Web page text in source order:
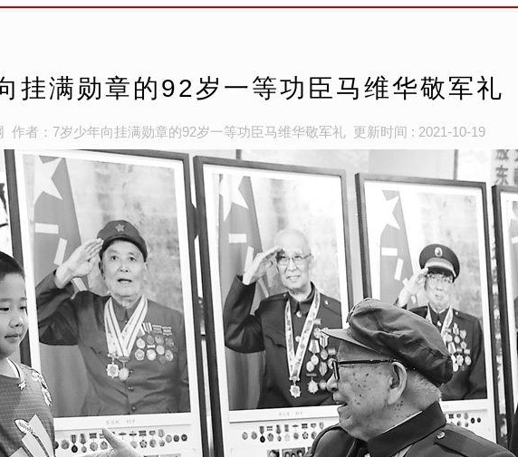
挂满勋章的92岁一等功臣马维华敬军礼
作者：7岁少年向挂满勋章的92岁一等功臣马维华敬军礼 更新时间 : 2021-10-19